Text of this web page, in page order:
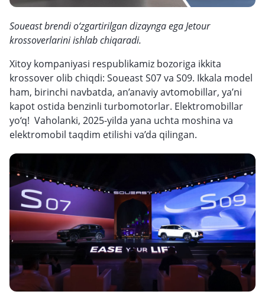
Soueast brendi o‘zgartirilgan dizaynga ega Jetour
krossoverlarini ishlab chiqaradi.
Xitoy kompaniyasi respublikamiz bozoriga ikkita
krossover olib chiqdi: Soueast S07 va S09. Ikkala model
ham, birinchi navbatda, an’anaviy avtomobillar, ya’ni
kapot ostida benzinli turbomotorlar. Elektromobillar
yo‘q! Vaholanki, 2025-yilda yana uchta moshina va
elektromobil taqdim etilishi va’da qilingan.